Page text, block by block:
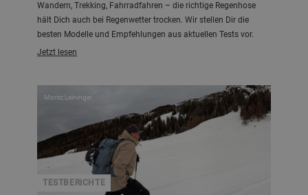
Wandern, Trekking, Fahrradfahren – die richtige Regenhose
hält Dich auch bei Regenwetter trocken. Wir stellen Dir die
besten Modelle und Empfehlungen aus aktuellen Tests vor.
Jetzt lesen
TESTBERICHTE
Moritz Leininger